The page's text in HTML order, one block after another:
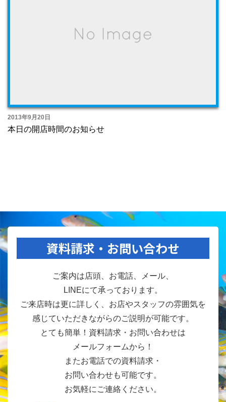
2013年9月20日
本日の開店時間のお知らせ
資料請求・お問い合わせ
ご案内は店頭、お電話、メール、
LINEにて承っております。
ご来店時は更に詳しく、お店やスタッフの雰囲気を
感じていただきながらのご説明が可能です。
とても簡単！資料請求・お問い合わせは
メールフォームから！
またお電話での資料請求・
お問い合わせも可能です。
お気軽にご連絡ください。